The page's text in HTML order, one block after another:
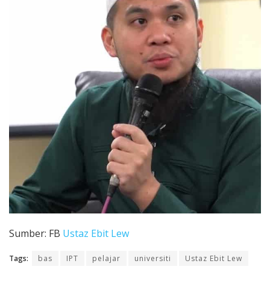
Sumber: FB Ustaz Ebit Lew
Tags: bas IPT pelajar universiti Ustaz Ebit Lew